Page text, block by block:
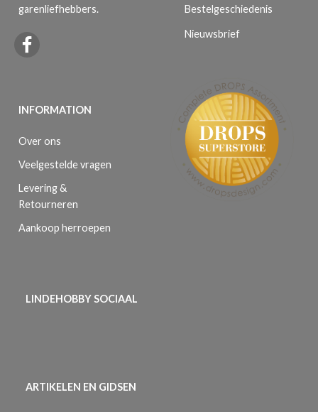
garenliefhebbers.
INFORMATION
Over ons
Veelgestelde vragen
Levering &
Retourneren
Aankoop herroepen
Bestelgeschiedenis
Nieuwsbrief
LINDEHOBBY SOCIAAL
ARTIKELEN EN GIDSEN